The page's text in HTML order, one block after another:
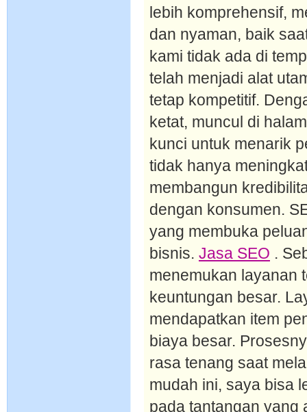
lebih komprehensif,
dan nyaman, baik
kami tidak ada di
telah menjadi alat
tetap kompetitif.
ketat, muncul di
kunci untuk menarik
tidak hanya
membangun
dengan konsumen.
yang membuka
bisnis. Jasa SEO .
menemukan layanan
keuntungan besar.
mendapatkan item
biaya besar.
rasa tenang saat
mudah ini, saya bisa
pada tantangan yang